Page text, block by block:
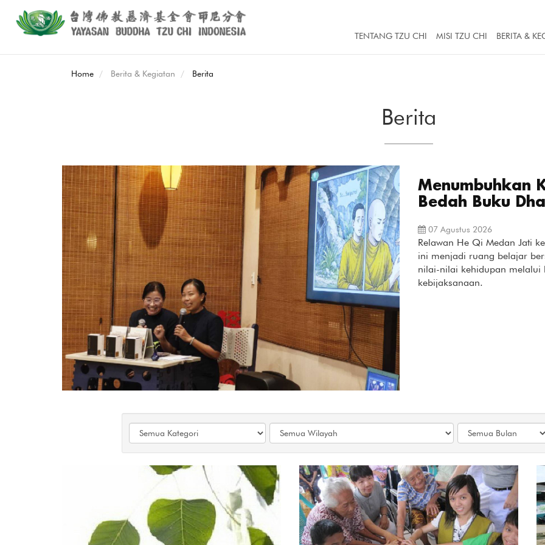
TENTANG TZU CHI MISI TZU CHI BERITA &
Home Berita & Kegiatan Berita
Berita
Menumbuhkan
Bedah Buku
07 Agustus 2026
Relawan He Qi Medan Jati
ini menjadi ruang belajar
nilai-nilai kehidupan melalui
kebijaksanaan.